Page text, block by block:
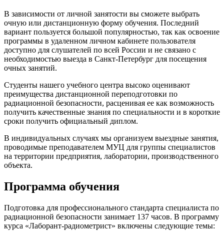
В зависимости от личной занятости вы сможете выбрать
очную или дистанционную форму обучения. Последний
вариант пользуется большой популярностью, так как освоение
программы в удаленном личном кабинете пользователя
доступно для слушателей по всей России и не связано с
необходимостью выезда в Санкт-Петербург для посещения
очных занятий.
Студенты нашего учебного центра высоко оценивают
преимущества дистанционной переподготовки по
радиационной безопасности, расценивая ее как возможность
получить качественные знания по специальности и в короткие
сроки получить официальный диплом.
В индивидуальных случаях мы организуем выездные занятия,
проводимые преподавателем МУЦ для группы специалистов
на территории предприятия, лаборатории, производственного
объекта.
Программа обучения
Подготовка для профессионального стандарта специалиста по
радиационной безопасности занимает 137 часов. В программу
курса «Лаборант-радиометрист» включены следующие темы: